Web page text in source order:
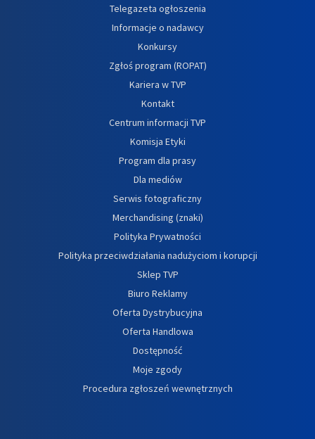
Telegazeta ogłoszenia
Informacje o nadawcy
Konkursy
Zgłoś program (ROPAT)
Kariera w TVP
Kontakt
Centrum informacji TVP
Komisja Etyki
Program dla prasy
Dla mediów
Serwis fotograficzny
Merchandising (znaki)
Polityka Prywatności
Polityka przeciwdziałania nadużyciom i korupcji
Sklep TVP
Biuro Reklamy
Oferta Dystrybucyjna
Oferta Handlowa
Dostępność
Moje zgody
Procedura zgłoszeń wewnętrznych